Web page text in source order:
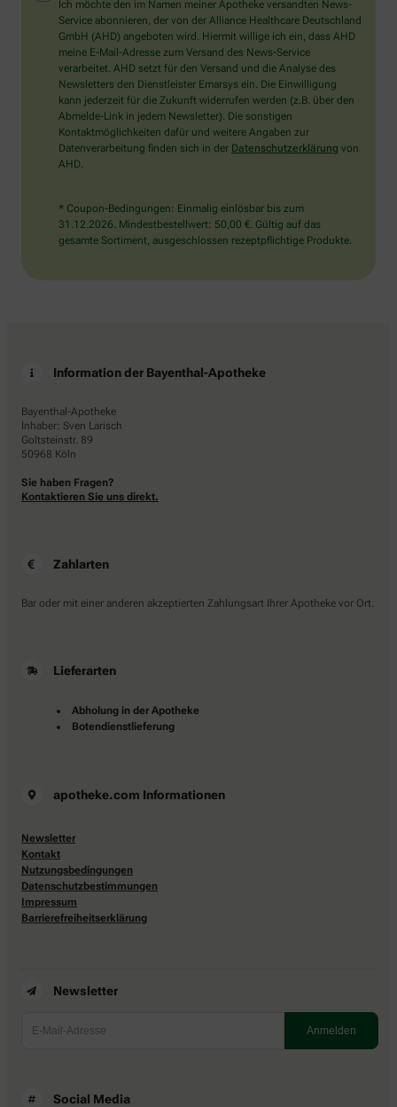
Mensch?
Dann
wählen
Sie
bitte
das
Herz.
Ich möchte den im Namen meiner Apotheke versandten News-
Service abonnieren, der von der Alliance Healthcare Deutschland
GmbH (AHD) angeboten wird. Hiermit willige ich ein, dass AHD
meine E-Mail-Adresse zum Versand des News-Service
verarbeitet. AHD setzt für den Versand und die Analyse des
Newsletters den Dienstleister Emarsys ein. Die Einwilligung
kann jederzeit für die Zukunft widerrufen werden (z.B. über den
Abmelde-Link in jedem Newsletter). Die sonstigen
Kontaktmöglichkeiten dafür und weitere Angaben zur
Datenverarbeitung finden sich in der Datenschutzerklärung von
AHD.
* Coupon-Bedingungen: Einmalig einlösbar bis zum
31.12.2026. Mindestbestellwert: 50,00 €. Gültig auf das
gesamte Sortiment, ausgeschlossen rezeptpflichtige Produkte.
Information der Bayenthal-Apotheke
Bayenthal-Apotheke
Inhaber: Sven Larisch
Goltsteinstr. 89
50968 Köln
Sie haben Fragen?
Kontaktieren Sie uns direkt.
Zahlarten
Bar oder mit einer anderen akzeptierten Zahlungsart Ihrer Apotheke vor Ort.
Lieferarten
Abholung in der Apotheke
Botendienstlieferung
apotheke.com Informationen
Newsletter
Kontakt
Nutzungsbedingungen
Datenschutzbestimmungen
Impressum
Barrierefreiheitserklärung
Newsletter
Social Media